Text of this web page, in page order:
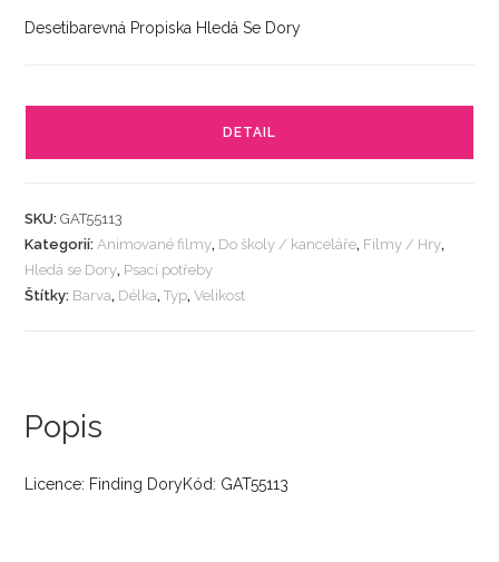
Desetibarevná Propiska Hledá Se Dory
DETAIL
SKU:GAT55113
Kategorií:Animované filmy, Do školy / kanceláře, Filmy / Hry,
Hledá se Dory, Psací potřeby
Štítky: Barva, Délka,Typ,Velikost
Popis
Licence: Finding DoryKód: GAT55113